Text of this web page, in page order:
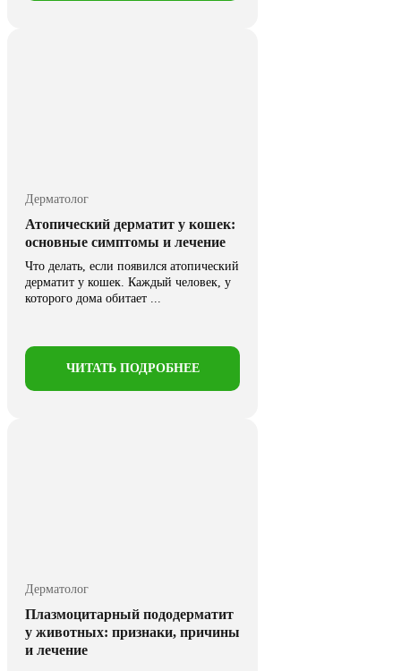
Дерматолог
Атопический дерматит у кошек:
основные симптомы и лечение
Что делать, если появился атопический
дерматит у кошек. Каждый человек, у
которого дома обитает ...
ЧИТАТЬ ПОДРОБНЕЕ
Дерматолог
Плазмоцитарный пододерматит
у животных: признаки, причины
и лечение